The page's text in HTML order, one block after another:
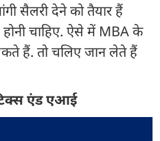
सैलरी देने को तैयार हैं
चाहिए. ऐसे में MBA के
हैं. तो चलिए जान लेते हैं
एंड एआई